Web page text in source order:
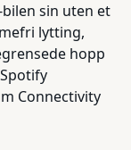
sin uten et
lytting,
hopp
Connectivity